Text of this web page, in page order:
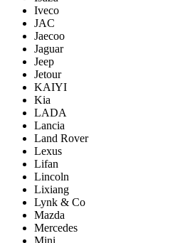
Iveco
JAC
Jaecoo
Jaguar
Jeep
Jetour
KAIYI
Kia
LADA
Lancia
Land Rover
Lexus
Lifan
Lincoln
Lixiang
Lynk & Co
Mazda
Mercedes
Mini